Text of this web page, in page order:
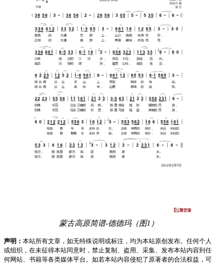
蒙古高原简谱-德德玛（图1）
声明： 本站所有文章，如无特殊说明或标注，均为本站原创发布。任何个人
或组织，在未征得本站同意时，禁止复制、盗用、采集、发布本站内容到任
何网站、书籍等各类媒体平台。如若本站内容侵犯了原著者的合法权益，可